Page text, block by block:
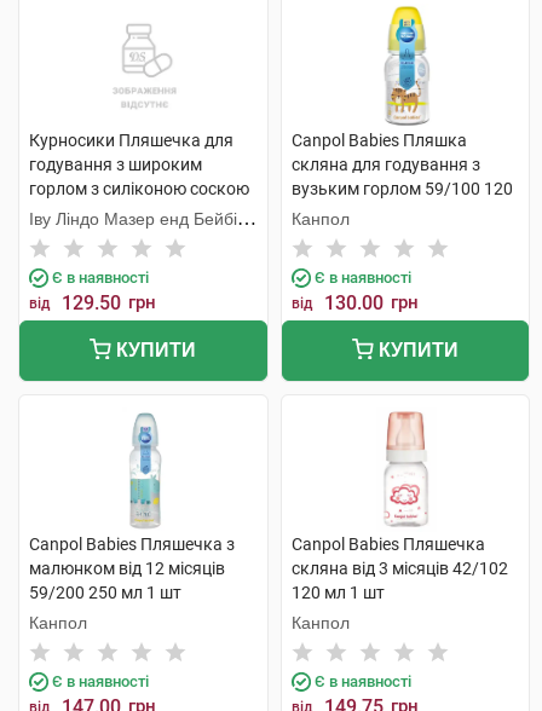
Курносики Пляшечка для
годування з широким
горлом з силіконою соскою
7006 1 шт
Іву Ліндо Мазер енд Бейбі
Продактс
Є в наявності
від 129.50 грн
КУПИТИ
Canpol Babies Пляшка
скляна для годування з
вузьким горлом 59/100 120
мл 1 шт
Канпол
Є в наявності
від 130.00 грн
КУПИТИ
Canpol Babies Пляшечка з
малюнком від 12 місяців
59/200 250 мл 1 шт
Канпол
Є в наявності
від грн
Canpol Babies Пляшечка
скляна від 3 місяців 42/102
120 мл 1 шт
Канпол
Є в наявності
від грн